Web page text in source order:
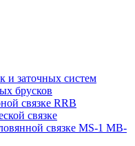
и заточных систем
брусков
связке RRB
связке
связке MS-1 MB-